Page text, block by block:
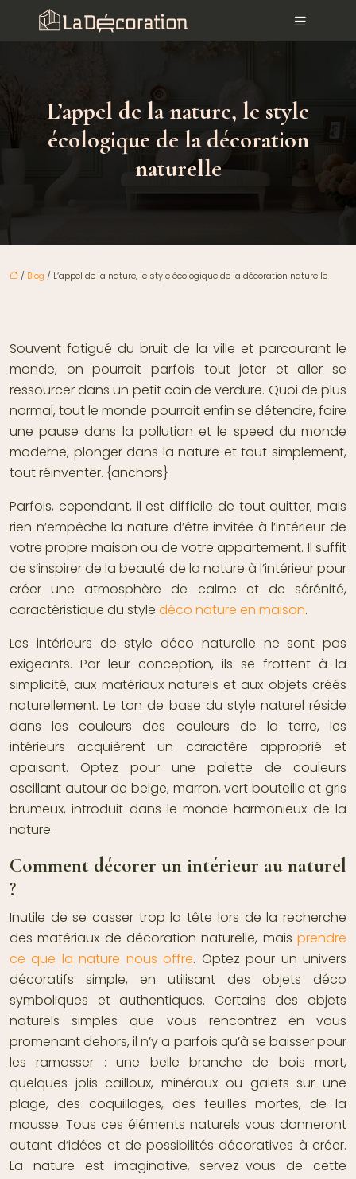
L’appel de la nature, le style
écologique de la décoration
naturelle
/ Blog / L’appel de la nature, le style écologique de la décoration naturelle
Souvent fatigué du bruit de la ville et parcourant le
monde, on pourrait parfois tout jeter et aller se
ressourcer dans un petit coin de verdure. Quoi de plus
normal, tout le monde pourrait enfin se détendre, faire
une pause dans la pollution et le speed du monde
moderne, plonger dans la nature et tout simplement,
tout réinventer. {anchors}
Parfois, cependant, il est difficile de tout quitter, mais
rien n’empêche la nature d’être invitée à l’intérieur de
votre propre maison ou de votre appartement. Il suffit
des’inspirer de la beauté de la nature à l’intérieur pour
créer une atmosphère de calme et de sérénité,
caractéristique du style déco nature en maison.
Les intérieurs destyle déco naturelle ne sont pas
exigeants. Par leur conception, ils se frottent à la
simplicité, aux matériaux naturels et aux objets créés
naturellement. Le ton de base du style naturel réside
dans les couleurs des couleurs de la terre, les
intérieurs acquièrent un caractère approprié et
apaisant. Optez pour une palette de couleurs
oscillant autour de beige, marron, vert bouteille et gris
brumeux, introduit dans le monde harmonieux de la
nature.
Comment décorer un intérieur au naturel
?
Inutile de se casser trop la tête lors de la recherche
des matériaux de décoration naturelle, mais prendre
ce que la nature nous offre. Optez pour un univers
décoratifs simple, en utilisant des objets déco
symboliques et authentiques. Certains des objets
naturels simples que vous rencontrez en vous
promenant dehors, il n’y a parfois qu’à se baisser pour
les ramasser : une belle branche de bois mort,
quelques jolis cailloux, minéraux ou galets sur une
plage, des coquillages, des feuilles mortes, de la
mousse. Tous ces éléments naturels vous donneront
autant d’idées et de possibilités décoratives à créer.
La nature est imaginative, servez-vous de cette